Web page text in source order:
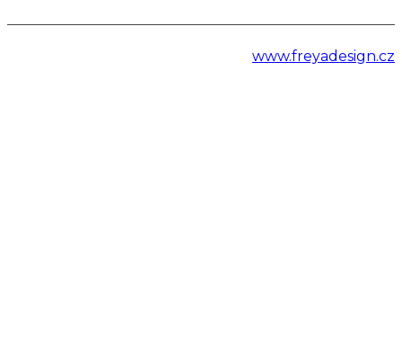
www.freyadesign.cz